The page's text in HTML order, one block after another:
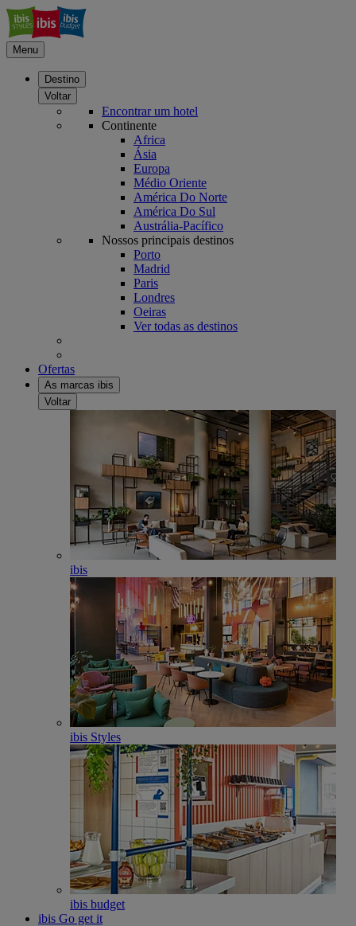
Menu
Destino
Voltar
Encontrar um hotel
Continente
Africa
Ásia
Europa
Médio Oriente
América Do Norte
América Do Sul
Austrália-Pacífico
Nossos principais destinos
Porto
Madrid
Paris
Londres
Oeiras
Ver todas as destinos
Ofertas
As marcas ibis
Voltar
ibis
ibis Styles
ibis budget
ibis Go get it